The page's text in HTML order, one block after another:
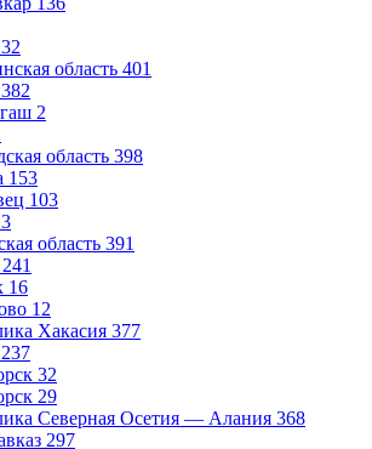
32
область 401
382
2
область 398
153
103
область 391
241
16
12
Хакасия 377
237
32
29
Северная Осетия — Алания 368
297